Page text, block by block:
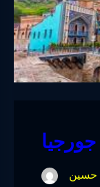
حسين